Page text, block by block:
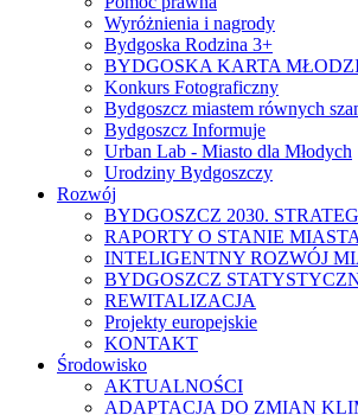
Wyróżnienia i nagrody
Bydgoska Rodzina 3+
BYDGOSKA KARTA
Konkurs Fotograficzny
Bydgoszcz miastem równych
Bydgoszcz Informuje
Urban Lab - Miasto dla Młodych
Urodziny Bydgoszczy
Rozwój
BYDGOSZCZ 2030.
RAPORTY O STANIE
INTELIGENTNY ROZWÓJ
BYDGOSZCZ
REWITALIZACJA
Projekty europejskie
KONTAKT
Środowisko
AKTUALNOŚCI
ADAPTACJA DO ZMIAN